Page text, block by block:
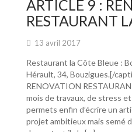
o
k
ARTICLE 9 :
RESTAURANT
13 avril 2017
Restaurant la Côte Bleue :
Hérault, 34, Bouzigues.[/
RENOVATION
mois de travaux, de stress
permets enfin d’écrire un
projet ambitieux mais semé